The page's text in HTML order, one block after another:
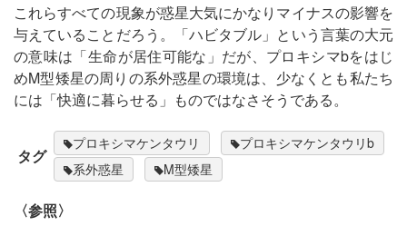
これらすべての現象が惑星大気にかなりマイナスの影響を
与えていることだろう。「ハビタブル」という言葉の大元
の意味は「生命が居住可能な」だが、プロキシマbをはじ
めM型矮星の周りの系外惑星の環境は、少なくとも私たち
には「快適に暮らせる」ものではなさそうである。
タグ
プロキシマケンタウリ
プロキシマケンタウリb
系外惑星
M型矮星
〈参照〉